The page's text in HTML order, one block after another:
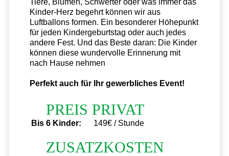
Tiere, Blumen, Schwerter oder was immer das
Kinder-Herz begehrt können wir aus
Luftballons formen. Ein besonderer Höhepunkt
für jeden Kindergeburtstag oder auch jedes
andere Fest. Und das Beste daran: Die Kinder
können diese wundervolle Erinnerung mit
nach Hause nehmen
Perfekt auch für Ihr gewerbliches Event!
PREIS PRIVAT
Bis 6 Kinder: 149€ / Stunde
ZUSATZKOSTEN